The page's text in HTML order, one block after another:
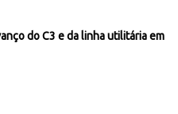
do C3 e da linha utilitária em